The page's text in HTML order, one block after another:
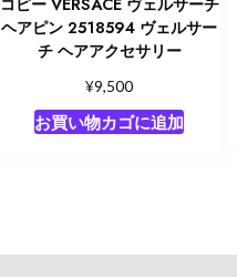
ヘアピン 2518594 ヴェルサー
チ ヘアアクセサリー
¥9,500
お買い物カゴに追加